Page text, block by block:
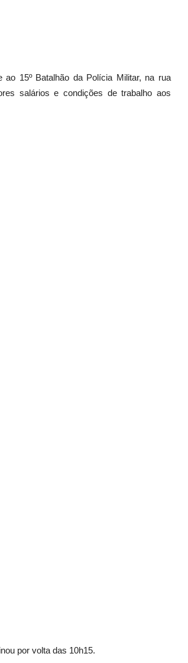
15º Batalhão da Polícia Militar, na rua
salários e condições de trabalho aos
por volta das 10h15.